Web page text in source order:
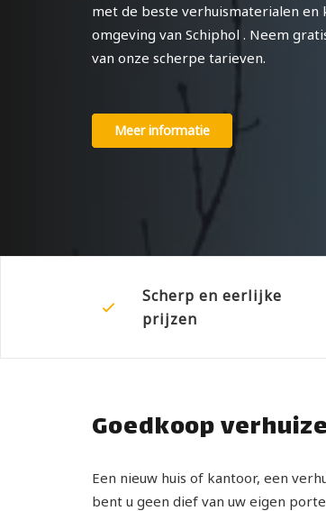
met de beste verhuismaterialen
omgeving van Schiphol . Neem
van onze scherpe tarieven.
Meer informatie
Scherp en eerlijke
prijzen
Goedkoop
Een nieuw huis of kantoor, een
bent u geen dief van uw eigen